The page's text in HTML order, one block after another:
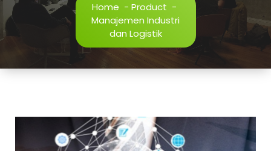
Home - Product -
Manajemen Industri
dan Logistik